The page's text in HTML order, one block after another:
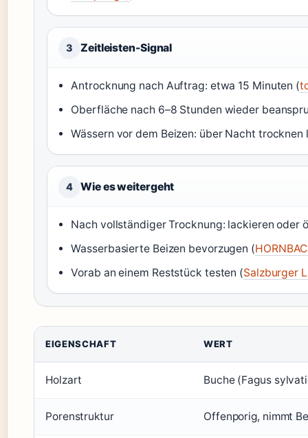
3 Zeitleisten-Signal
Antrocknung nach Auftrag: etwa 15 Minuten (
Oberfläche nach 6–8 Stunden wieder
Wässern vor dem Beizen: über Nacht trocknen
4 Wie es weitergeht
Nach vollständiger Trocknung: lackieren oder
Wasserbasierte Beizen bevorzugen (
Vorab an einem Reststück testen (Salzburger
EIGENSCHAFT WERT
Holzart Buche (Fagus
Porenstruktur Offenporig, nimmt